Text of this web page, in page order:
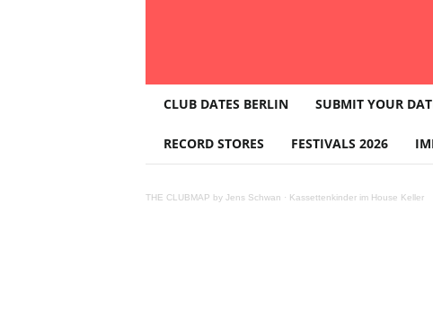
L
B
CLUB DATES BERLIN SUBMIT YOUR
RECORD STORES FESTIVALS 2026
THE CLUBMAP by Jens Schwan · Kassettenkinder im House Keller
Kerri